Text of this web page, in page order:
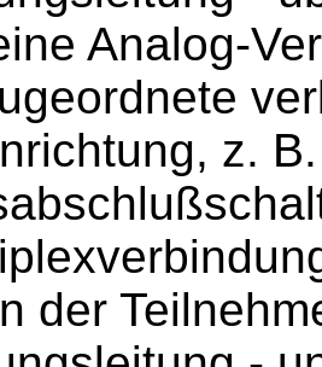
Analog-
z. B.
der